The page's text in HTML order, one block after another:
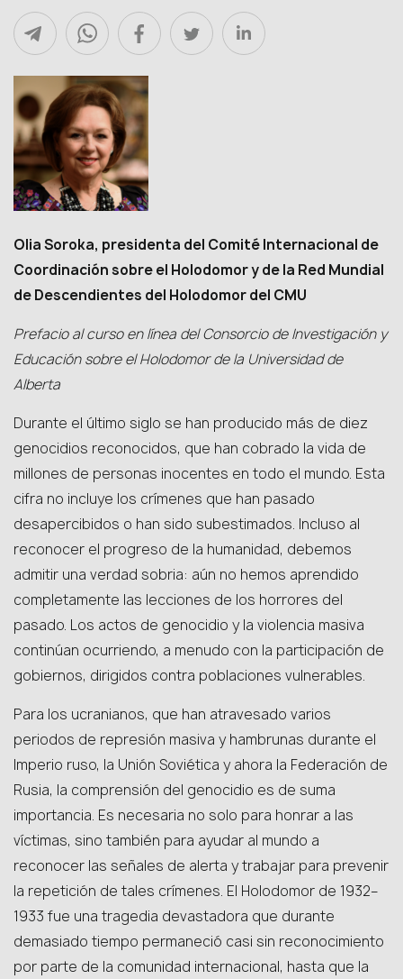
Olia Soroka, presidenta del Comité Internacional de
Coordinación sobre el Holodomor y de la Red Mundial
de Descendientes del Holodomor del CMU
Prefacio al curso en línea del Consorcio de Investigación y
Educación sobre el Holodomor de la Universidad de
Alberta
Durante el último siglo se han producido más de diez
genocidios reconocidos, que han cobrado la vida de
millones de personas inocentes en todo el mundo. Esta
cifra no incluye los crímenes que han pasado
desapercibidos o han sido subestimados. Incluso al
reconocer el progreso de la humanidad, debemos
admitir una verdad sobria: aún no hemos aprendido
completamente las lecciones de los horrores del
pasado. Los actos de genocidio y la violencia masiva
continúan ocurriendo, a menudo con la participación de
gobiernos, dirigidos contra poblaciones vulnerables.
Para los ucranianos, que han atravesado varios
periodos de represión masiva y hambrunas durante el
Imperio ruso, la Unión Soviética y ahora la Federación de
Rusia, la comprensión del genocidio es de suma
importancia. Es necesaria no solo para honrar a las
víctimas, sino también para ayudar al mundo a
reconocer las señales de alerta y trabajar para prevenir
la repetición de tales crímenes. El Holodomor de 1932–
1933 fue una tragedia devastadora que durante
demasiado tiempo permaneció casi sin reconocimiento
por parte de la comunidad internacional, hasta que la